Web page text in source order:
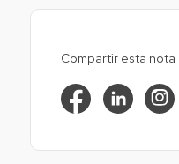
Compartir esta nota